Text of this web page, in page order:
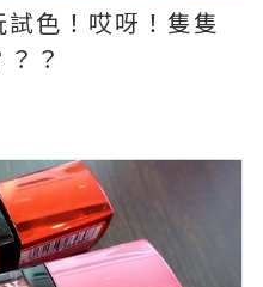
色！哎呀！隻隻
？